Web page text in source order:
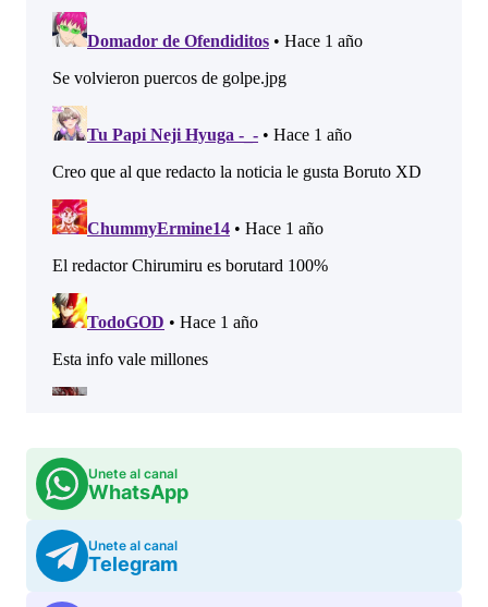
Unete al canal
WhatsApp
Unete al canal
Telegram